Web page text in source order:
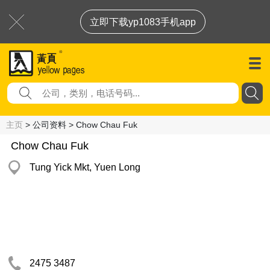
立即下载yp1083手机app
主页 > 公司资料 > Chow Chau Fuk
Chow Chau Fuk
Tung Yick Mkt, Yuen Long
2475 3487